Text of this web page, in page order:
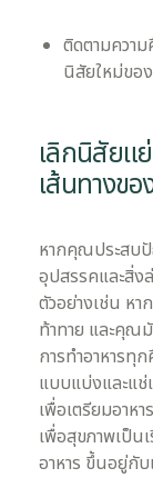
ติดตามควา
นิสัยใหม่ข
เลิกนิสัยแ
เส้นทางข
หากคุณประสบ
อุปสรรคและสิ่ง
ตัวอย่างเช่น หา
ท้าทาย และคุณ
การทำอาหารทุ
แบบแบ่งและแช่
เพื่อเตรียมอาห
เพื่อสุขภาพเป็น
อาหาร ขึ้นอยู่กั